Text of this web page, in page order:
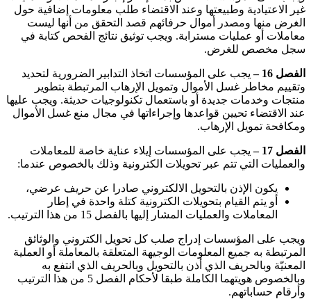
غير الاعتيادية وطبيعتها وعند الاقتضاء طلب معلومات إضافية حول
الغرض منها ومصدر أموال حرفائهم قصد التحقق من أنها ليست
معاملات أو عمليات مسترابة. ويجب توثيق نتائج الفحص كتابة في
سجل مخصص للغرض.
الفصل 16 –
يجب على المؤسسات اتخاذ التدابير الضرورية لتحديد
وتقييم مخاطر غسل الأموال وتمويل الإرهاب المرتبطة بتطوير
منتجات وخدمات جديدة أو باستعمال تكنولوجيات حديثة. ويجب عليها
عند الاقتضاء تحيين قواعدها وإجراءاتها في مجال منع غسل الأموال
ومكافحة تمويل الإرهاب.
الفصل 17 –
يجب على المؤسسات إيلاء عناية خاصة للمعاملات
والعمليات التي تتم عبر تحويلات الكترونية وذلك بالخصوص عندما:
يكون الإذن بالتحويل الالكتروني صادرا عن حريف عرضي،
أو يتم القيام بتحويلات الكترونية كتلة واحدة في إطار
المعاملات والعمليات المشار إليها بالفصل 15 من هذا الترتيب
.
ويجب على المؤسسات إدراج صلب كل تحويل الكتروني والوثائق
المرتبطة به جميع المعلومات الوجيهة المتعلقة بالمعاملة أو العملية
المعنيّة وبالحريف الذي أذن بالتحويل وبالحريف الذي انتفع به
وبالخصوص هويتهما الكاملة طبقا لأحكام الفصل 5 من هذا الترتيب
وأرقام حساباتهم.